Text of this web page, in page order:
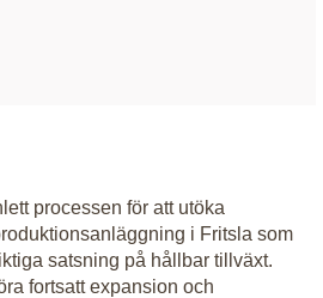
processen för att utöka
i Fritsla som
satsning på hållbar tillväxt.
fortsatt expansion och